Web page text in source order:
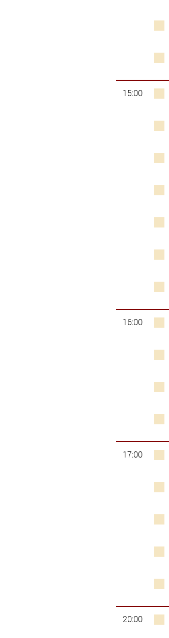
15:00
16:00
17:00
20:00